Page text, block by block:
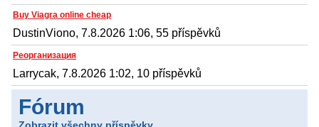
Buy Viagra online cheap
DustinViono, 7.8.2026 1:06, 55 příspěvků
Реорганизация
Larrycak, 7.8.2026 1:02, 10 příspěvků
Fórum
Zobrazit všechny příspěvky